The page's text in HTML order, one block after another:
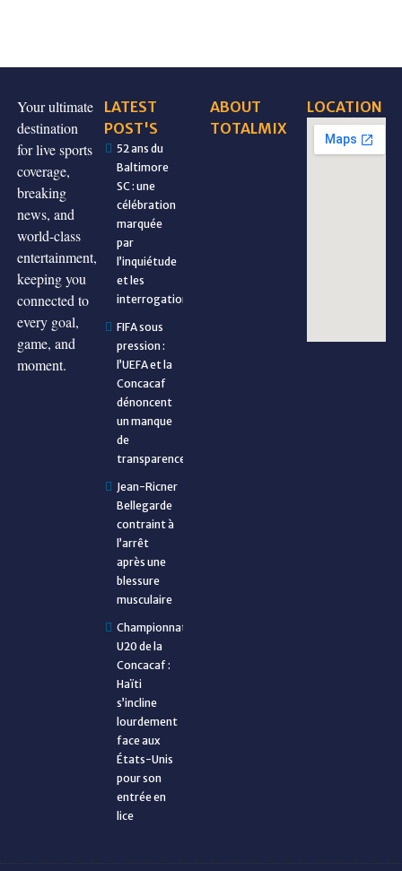
Your ultimate
destination
for live sports
coverage,
breaking
news, and
world-class
entertainment,
keeping you
connected to
every goal,
game, and
moment.
LATEST
POST'S
52 ans du
Baltimore
SC : une
célébration
marquée
par
l’inquiétude
et les
interrogations
FIFA sous
pression :
l’UEFA et la
Concacaf
dénoncent
un manque
de
transparence
Jean-Ricner
Bellegarde
contraint à
l’arrêt
après une
blessure
musculaire
Championnat
U20 de la
Concacaf :
Haïti
s’incline
lourdement
face aux
États-Unis
pour son
entrée en
lice
ABOUT
TOTALMIX
LOCATION